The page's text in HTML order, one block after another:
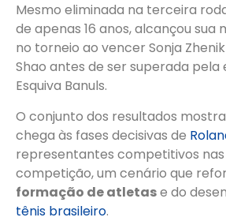
Mesmo eliminada na terceira
de apenas 16 anos, alcançou
no torneio ao vencer Sonja
Shao antes de ser superada pela
Esquiva Banuls.
O conjunto dos resultados
chega às fases decisivas de
representantes competitivos nas
competição, um cenário que
formação de atletase do
tênis brasileiro.